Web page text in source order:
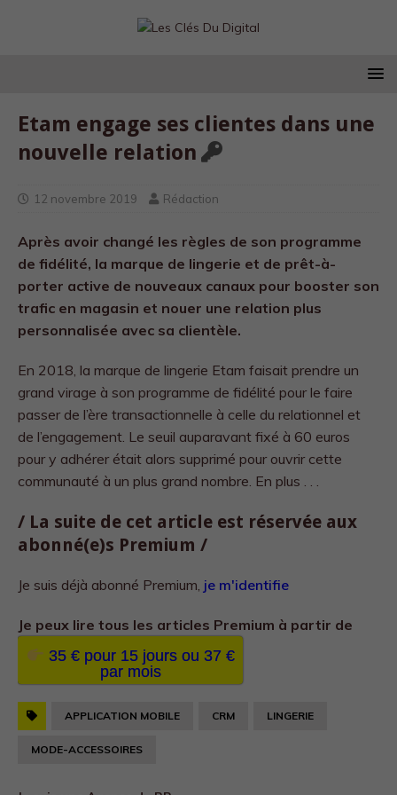
Etam engage ses clientes dans une
nouvelle relation
12 novembre 2019 Rédaction
Après avoir changé les règles de son programme
de fidélité, la marque de lingerie et de prêt-à-
porter active de nouveaux canaux pour booster son
trafic en magasin et nouer une relation plus
personnalisée avec sa clientèle.
En 2018, la marque de lingerie Etam faisait prendre un
grand virage à son programme de fidélité pour le faire
passer de l’ère transactionnelle à celle du relationnel et
de l’engagement. Le seuil auparavant fixé à 60 euros
pour y adhérer était alors supprimé pour ouvrir cette
communauté à un plus grand nombre. En plus . . .
/ La suite de cet article est réservée aux
abonné(e)s Premium /
Je suis déjà abonné Premium, je m'identifie
Je peux lire tous les articles Premium à partir de
35 € pour 15 jours ou 37 €
par mois
APPLICATION MOBILE CRM LINGERIE
MODE-ACCESSOIRES